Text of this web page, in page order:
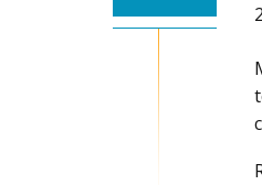
Rendkívül olcsó, mert már a